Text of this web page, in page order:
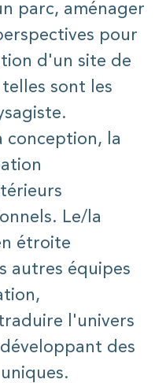
parc, aménager
pour
d'un site de
sont les
conception, la
Le/la
étroite
autres équipes
l'univers
des